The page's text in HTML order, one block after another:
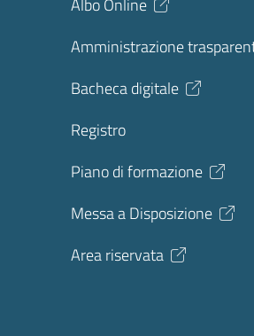
Albo Online
Amministrazione
Bacheca digitale
Registro
Piano di formazione
Messa a Disposizione
Area riservata